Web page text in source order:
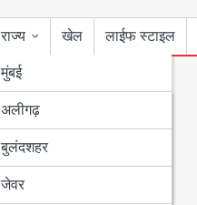
राज्य
मुंबई
उत्तर प्रदेश
अलीगढ़
बुलंदशहर
जेवर
बिहार
पंजाब
खेल लाईफ स्टाइल